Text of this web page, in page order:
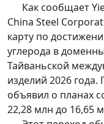
Как сообщает
China Steel
карту по
углерода в
Тайваньской
изделий 2026
объявил о планах
22,28 млн до 16,65